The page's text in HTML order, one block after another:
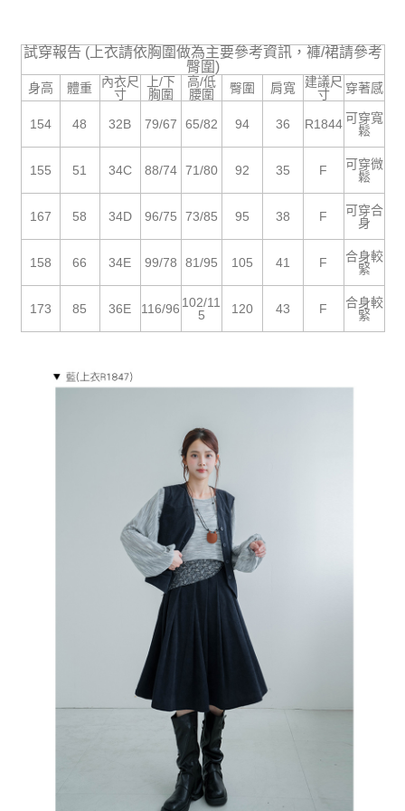
試穿報告 (上衣請依胸圍做為主要參考資訊，褲/裙請參考
臀圍)
身高 體重
內衣尺
寸
上/下
胸圍
高/低
腰圍
臀圍 肩寬
建議尺
寸
穿著感
154 48 32B 79/67 65/82 94 36 R1844 可穿寬
鬆
155 51 34C 88/74 71/80 92 35 F
可穿微
鬆
167 58 34D 96/75 73/85 95 38 F
可穿合
身
158 66 34E 99/78 81/95 105 41 F
合身較
緊
173 85 36E 116/96 102/11
5
120 43 F
合身較
緊